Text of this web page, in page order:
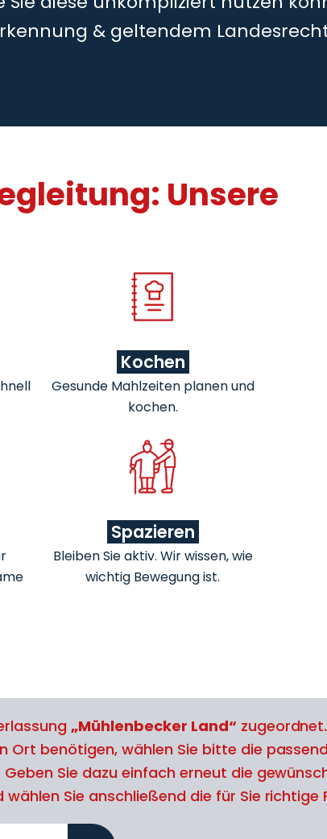
& geltendem
Unsere
Kochen
Gesunde Mahlzeiten planen und
kochen.
Spazieren
Bleiben Sie aktiv. Wir wissen, wie
wichtig Bewegung ist.
„Mühlenbecker Land“
Ort benötigen, wählen Sie bitte die
Sie dazu einfach erneut die
Sie anschließend die für Sie richtige